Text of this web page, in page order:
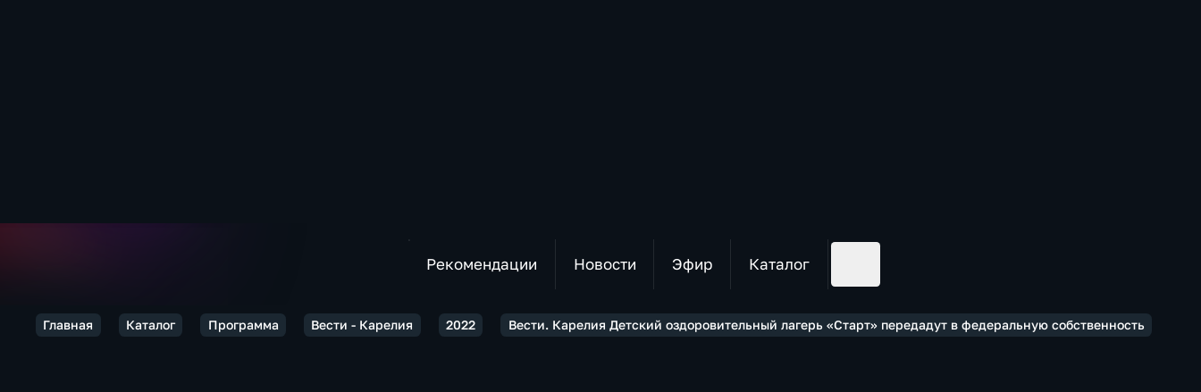
Рекомендации Новости Эфир Каталог
Главная Каталог Программа Вести - Карелия 2022 Вести. Карелия Детский оздоровительный лагерь «Старт» передадут в федеральную собственность